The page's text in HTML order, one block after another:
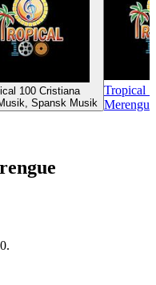
100 Cristiana
Spansk Musik
Tropical
Merengue